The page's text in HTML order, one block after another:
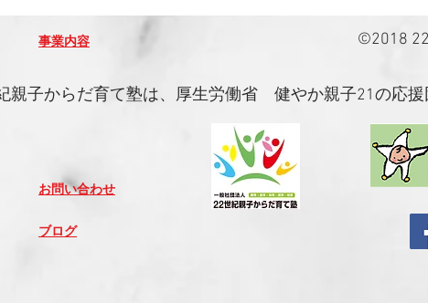
谷村でOKJキッズビート体操
を行いました！
を行いま
事業内容 ​©2018
親子からだ育て塾は、厚生労働省 健やか親子21の応援
お問い合わせ
ブログ